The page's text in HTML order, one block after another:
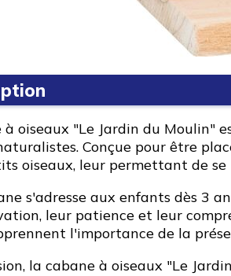
à oiseaux "Le Jardin du Moulin"
Conçue pour être
oiseaux, leur permettant de
s'adresse aux enfants dès 3
leur patience et leur
l'importance de la
la cabane à oiseaux "Le